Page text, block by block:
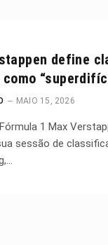
define
MAIO 15, 2026
1 Max
sessão de